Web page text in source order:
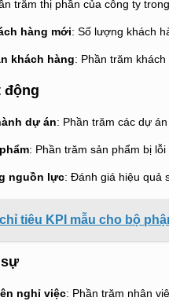
trăm thị phần của công ty
hàng mới: Số lượng khách
khách hàng: Phần trăm
động
dự án: Phần trăm các dự
: Phần trăm sản phẩm bị lỗi
nguồn lực: Đánh giá hiệu quả
tiêu KPI mẫu cho bộ
nghỉ việc: Phần trăm nhân